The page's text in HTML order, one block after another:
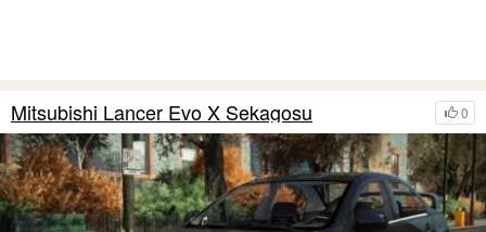
0
Mitsubishi Lancer Evo X Sekagosu